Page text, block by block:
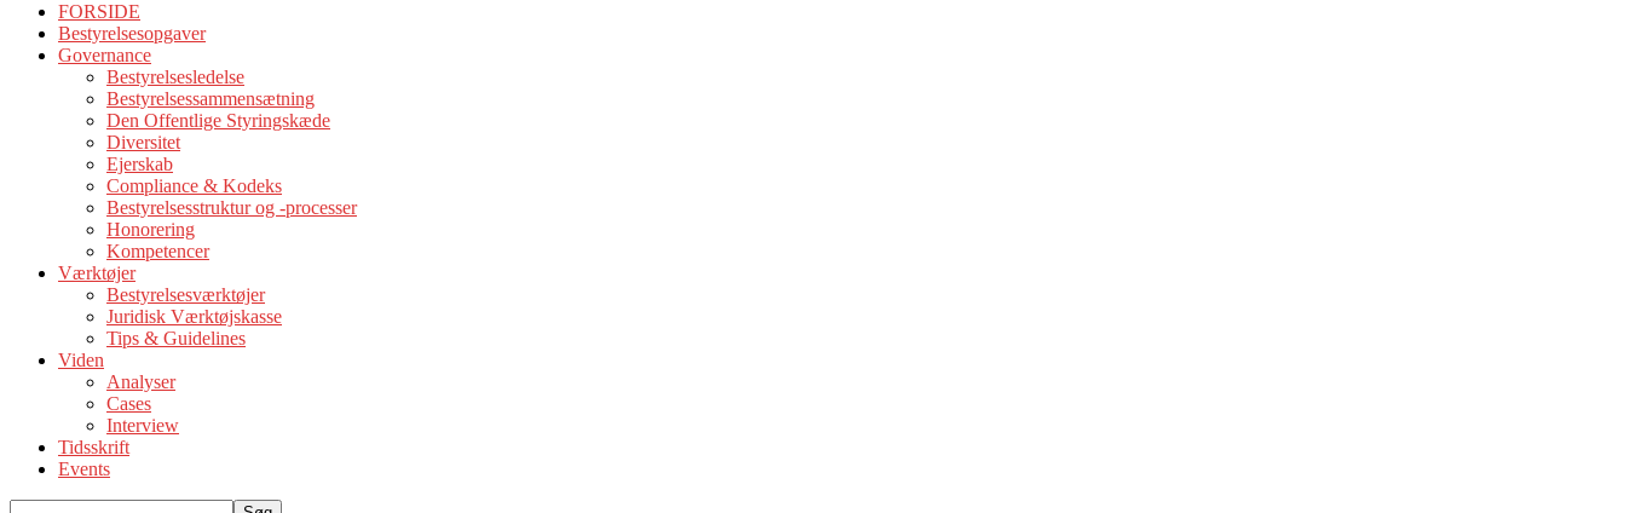
FORSIDE
Bestyrelsesopgaver
Governance
Bestyrelsesledelse
Bestyrelsessammensætning
Den Offentlige Styringskæde
Diversitet
Ejerskab
Compliance & Kodeks
Bestyrelsesstruktur og -processer
Honorering
Kompetencer
Værktøjer
Bestyrelsesværktøjer
Juridisk Værktøjskasse
Tips & Guidelines
Viden
Analyser
Cases
Interview
Tidsskrift
Events